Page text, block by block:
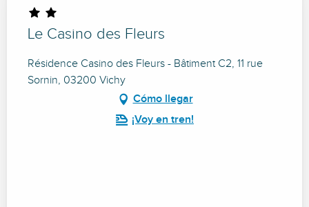
Le Casino des Fleurs
Résidence Casino des Fleurs - Bâtiment C2, 11 rue
Sornin, 03200 Vichy
Cómo llegar
¡Voy en tren!